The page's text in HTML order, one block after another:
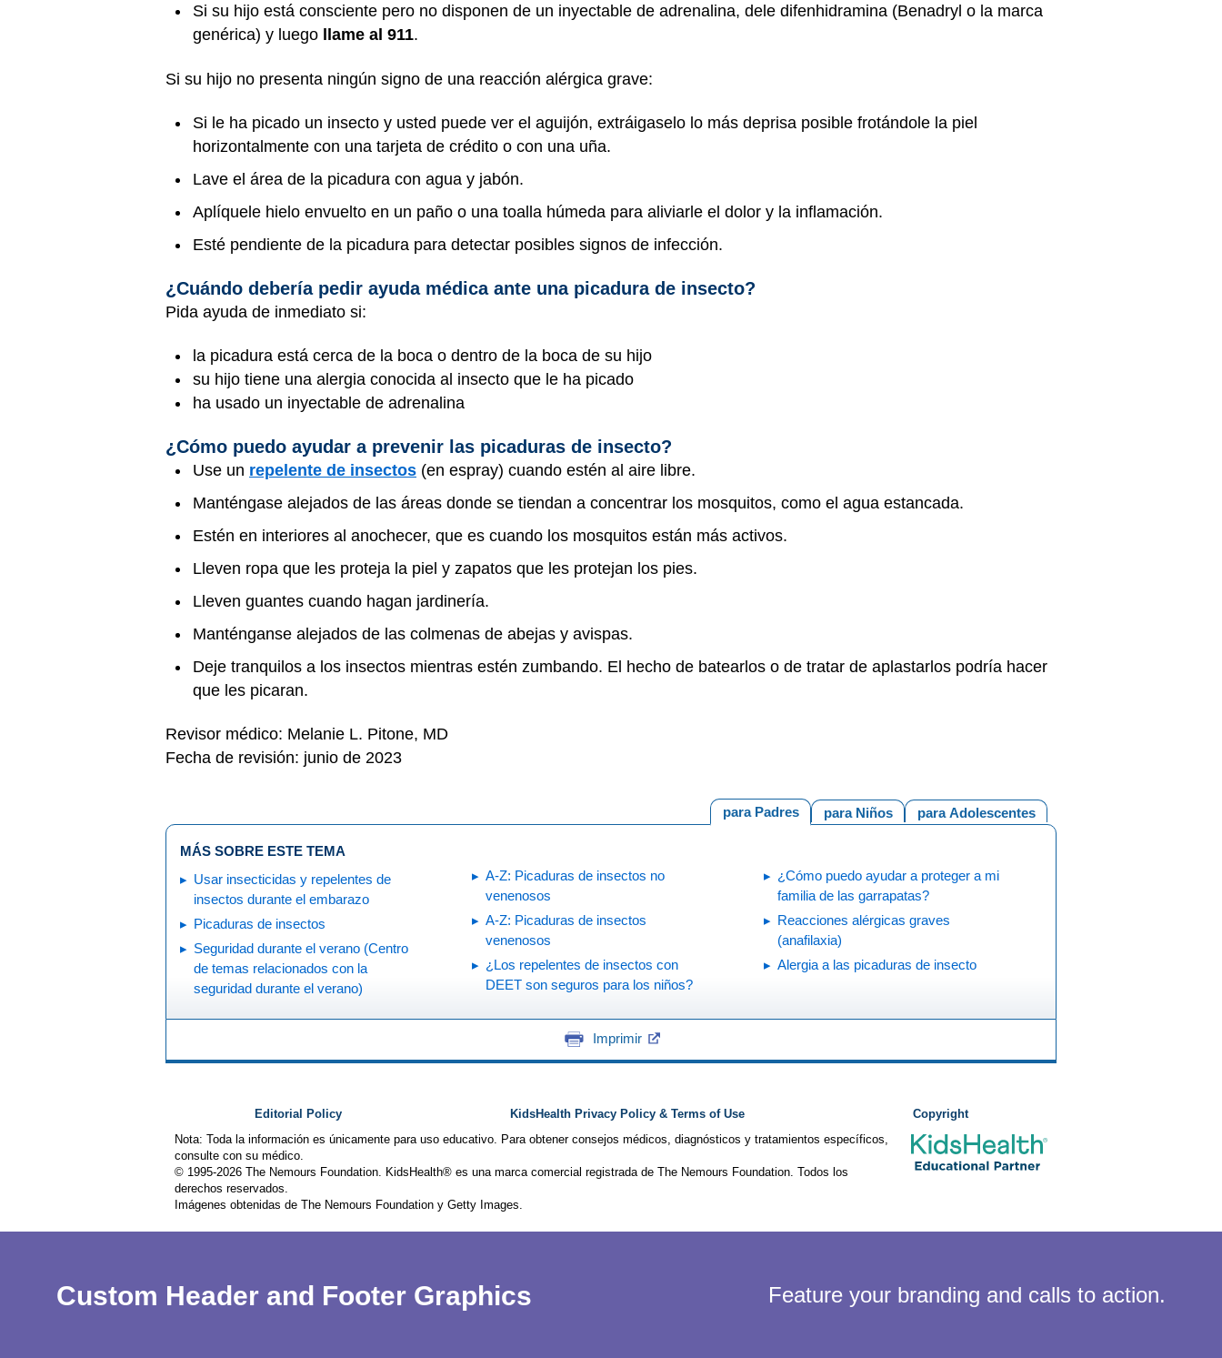
Si su hijo está consciente pero no disponen de un inyectable de adrenalina, dele difenhidramina (Benadryl o la marca
genérica) y luego
llame al 911.
Si su hijo no presenta ningún signo de una reacción alérgica grave:
Si le ha picado un insecto y usted puede ver el aguijón, extráigaselo lo más deprisa posible frotándole la piel
horizontalmente con una tarjeta de crédito o con una uña.
Lave el área de la picadura con agua y jabón.
Aplíquele hielo envuelto en un paño o una toalla húmeda para aliviarle el dolor y la inflamación.
Esté pendiente de la picadura para detectar posibles signos de infección.
¿Cuándo debería pedir ayuda médica ante una picadura de insecto?
Pida ayuda de inmediato si:
la picadura está cerca de la boca o dentro de la boca de su hijo
su hijo tiene una alergia conocida al insecto que le ha picado
ha usado un inyectable de adrenalina
¿Cómo puedo ayudar a prevenir las picaduras de insecto?
Use un repelente de insectos (en espray) cuando estén al aire libre.
Manténgase alejados de las áreas donde se tiendan a concentrar los mosquitos, como el agua estancada.
Estén en interiores al anochecer, que es cuando los mosquitos están más activos.
Lleven ropa que les proteja la piel y zapatos que les protejan los pies.
Lleven guantes cuando hagan jardinería.
Manténganse alejados de las colmenas de abejas y avispas.
Deje tranquilos a los insectos mientras estén zumbando. El hecho de batearlos o de tratar de aplastarlos podría hacer
que les picaran.
Revisor médico: Melanie L. Pitone, MD
Fecha de revisión: junio de 2023
para Adolescentes
para Niños
para Padres
MÁS SOBRE ESTE TEMA
Usar insecticidas y repelentes de
insectos durante el embarazo
Picaduras de insectos
Seguridad durante el verano (Centro
de temas relacionados con la
seguridad durante el verano)
A-Z: Picaduras de insectos no
venenosos
A-Z: Picaduras de insectos
venenosos
¿Los repelentes de insectos con
DEET son seguros para los niños?
¿Cómo puedo ayudar a proteger a mi
familia de las garrapatas?
Reacciones alérgicas graves
(anafilaxia)
Alergia a las picaduras de insecto
Imprimir
Editorial Policy KidsHealth Privacy Policy & Terms of Use
Copyright
Nota: Toda la información es únicamente para uso educativo. Para obtener consejos médicos, diagnósticos y tratamientos específicos,
consulte con su médico.
© 1995-2026 The Nemours Foundation. KidsHealth® es una marca comercial registrada de The Nemours Foundation. Todos los
derechos reservados.
Imágenes obtenidas de The Nemours Foundation y Getty Images.
Custom Header and Footer Graphics Feature your branding and calls to action.